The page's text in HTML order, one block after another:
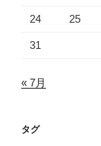
24 25
31
« 7月
タグ